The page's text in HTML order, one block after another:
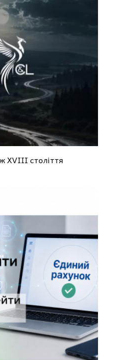
XVIII століття